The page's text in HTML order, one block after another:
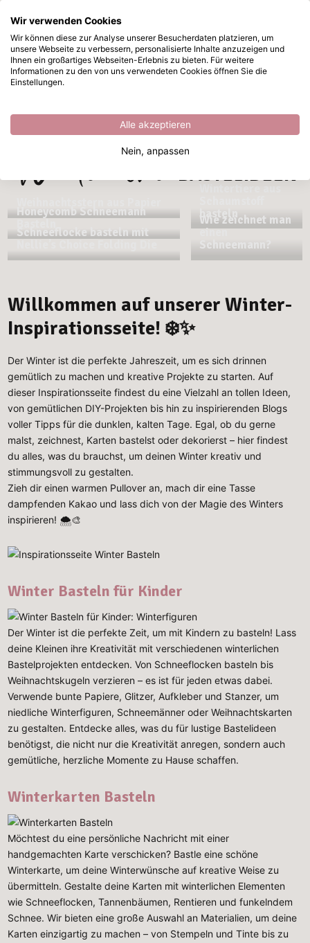
Zum Hauptinhalt springen
Sofort ab Lager lieferbar
Winter is the perfect season to get creative. With cosy DIY projects,
crafting.
Winterliche BASTELIDEEN
basteln
Wie zeichnet man
einen
Schneemann?
Honeycomb Schneemann
Schneeflocke basteln mit
Willkommen auf unserer Winter-
Inspirationsseite! ❄️✨
Der Winter ist die perfekte Jahreszeit, um es sich drinnen
gemütlich zu machen und kreative Projekte zu starten. Auf
dieser Inspirationsseite findest du eine Vielzahl an tollen Ideen,
von gemütlichen DIY-Projekten bis hin zu inspirierenden Blogs
voller Tipps für die dunklen, kalten Tage. Egal, ob du gerne
malst, zeichnest, Karten bastelst oder dekorierst – hier findest
du alles, was du brauchst, um deinen Winter kreativ und
stimmungsvoll zu gestalten.
⁠Zieh dir einen warmen Pullover an, mach dir eine Tasse
dampfenden Kakao und lass dich von der Magie des Winters
inspirieren! 🌨️🎨
Winter Basteln für Kinder
Der Winter ist die perfekte Zeit, um mit Kindern zu basteln! Lass
deine Kleinen ihre Kreativität mit verschiedenen winterlichen
Bastelprojekten entdecken. Von Schneeflocken basteln bis
Weihnachtskugeln verzieren – es ist für jeden etwas dabei.
Verwende bunte Papiere, Glitzer, Aufkleber und Stanzer, um
niedliche Winterfiguren, Schneemänner oder Weihnachtskarten
zu gestalten. Entdecke alles, was du für lustige Bastelideen
benötigst, die nicht nur die Kreativität anregen, sondern auch
gemütliche, herzliche Momente zu Hause schaffen.
Winterkarten Basteln
Möchtest du eine persönliche Nachricht mit einer
handgemachten Karte verschicken? Bastle eine schöne
Winterkarte, um deine Winterwünsche auf kreative Weise zu
übermitteln. Gestalte deine Karten mit winterlichen Elementen
wie Schneeflocken, Tannenbäumen, Rentieren und funkelndem
Schnee. Wir bieten eine große Auswahl an Materialien, um deine
Karten einzigartig zu machen – von Stempeln und Tinte bis zu
Wir verwenden Cookies
Wir können diese zur Analyse unserer Besucherdaten platzieren, um
unsere Webseite zu verbessern, personalisierte Inhalte anzuzeigen und
Ihnen ein großartiges Webseiten-Erlebnis zu bieten. Für weitere
Informationen zu den von uns verwendeten Cookies öffnen Sie die
Einstellungen.
Alle akzeptieren
Nein, anpassen